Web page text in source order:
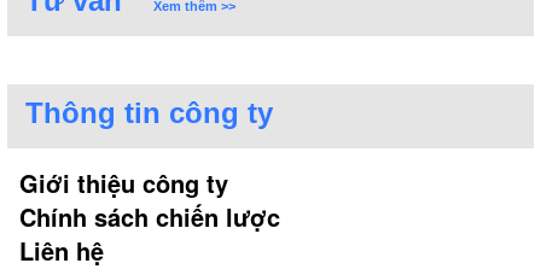
Xem thêm >>
Thông tin công ty
Giới thiệu công ty
Chính sách chiến lược
Liên hệ